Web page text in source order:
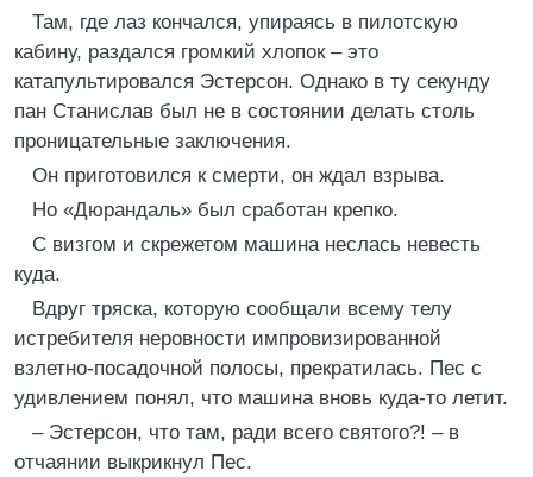
Там, где лаз кончался, упираясь в пилотскую
кабину, раздался громкий хлопок – это
катапультировался Эстерсон. Однако в ту секунду
пан Станислав был не в состоянии делать столь
проницательные заключения.
Он приготовился к смерти, он ждал взрыва.
Но «Дюрандаль» был сработан крепко.
С визгом и скрежетом машина неслась невесть
куда.
Вдруг тряска, которую сообщали всему телу
истребителя неровности импровизированной
взлетно-посадочной полосы, прекратилась. Пес с
удивлением понял, что машина вновь куда-то летит.
– Эстерсон, что там, ради всего святого?! – в
отчаянии выкрикнул Пес.